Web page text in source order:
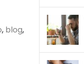
, blog,